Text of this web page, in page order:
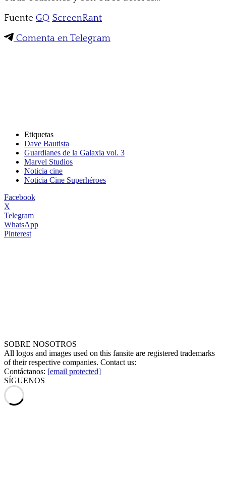
Fuente GQ ScreenRant
Comenta en Telegram
Etiquetas
Dave Bautista
Guardianes de la Galaxia vol. 3
Marvel Studios
Noticia cine
Noticia Cine Superhéroes
Facebook
X
Telegram
WhatsApp
Pinterest
SOBRE NOSOTROS
All logos and images used on this fansite are registered trademarks
of their respective companies. Contact us:
Contáctanos: [email protected]
SÍGUENOS